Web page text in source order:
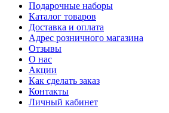
Подарочные наборы
Каталог товаров
Доставка и оплата
Адрес розничного магазина
Отзывы
О нас
Акции
Как сделать заказ
Контакты
Личный кабинет